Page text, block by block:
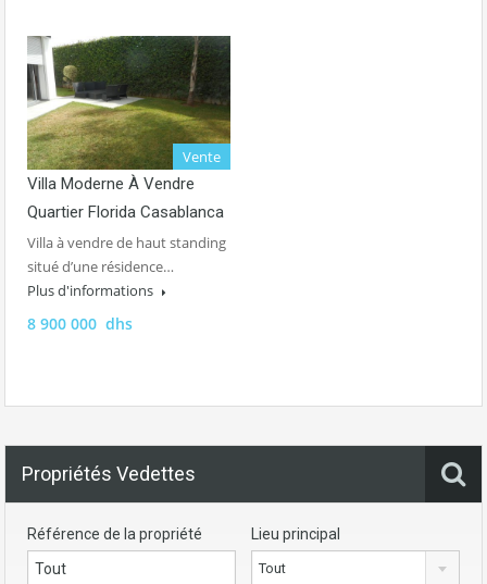
Vente
Villa Moderne À Vendre
Quartier Florida Casablanca
Villa à vendre de haut standing
situé d’une résidence…
Plus d'informations
8 900 000 dhs
Propriétés Vedettes
Référence de la propriété Lieu principal
Tout